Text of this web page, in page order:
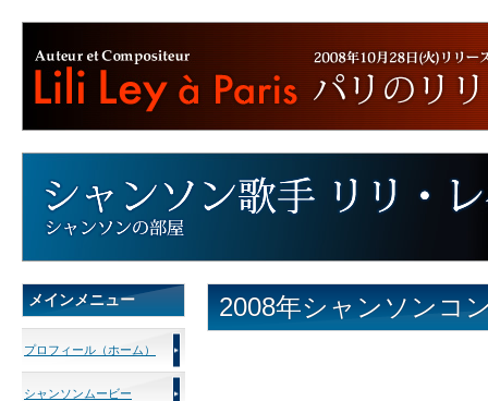
2008年シャンソンコ
メインメニュー
プロフィール（ホーム）
シャンソンムービー